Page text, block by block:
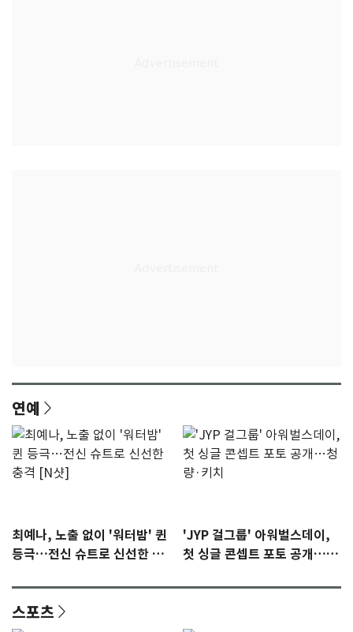
연예
최예나, 노출 없이 '워터밤' 퀸
등극…전신 슈트로 신선한 충
'JYP 걸그룹' 아워벌스데이,
첫 싱글 콘셉트 포토 공개…청
스포츠